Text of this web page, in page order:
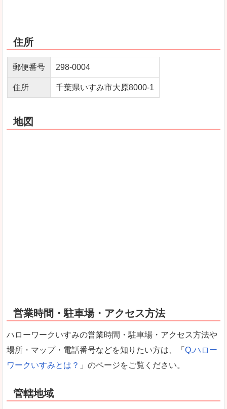
住所
郵便番号 298-0004
住所 千葉県いすみ市大原8000-1
地図
営業時間・駐車場・アクセス方法
ハローワークいすみの営業時間・駐車場・アクセス方法や
場所・マップ・電話番号などを知りたい方は、「 Q.ハロー
ワークいすみとは？ 」のページをご覧ください。
管轄地域